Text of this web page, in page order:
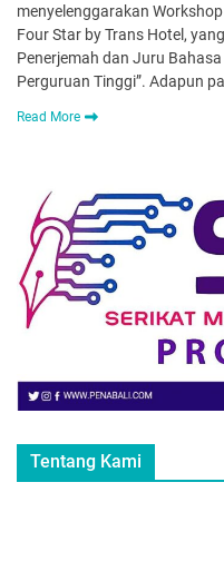
menyelenggarakan
Four Star by Trans Hotel,
Penerjemah dan Juru
Perguruan Tinggi”. Adapun
Read More
Tentang Kami